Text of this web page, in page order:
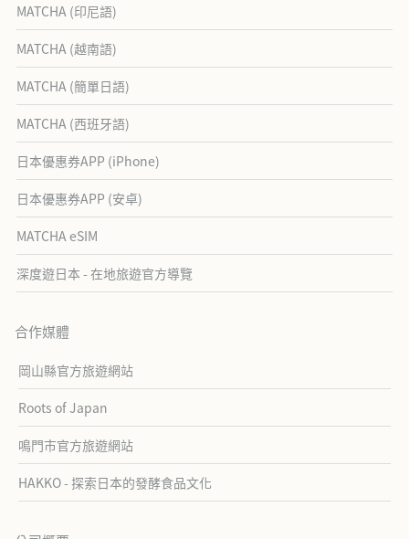
MATCHA (印尼語)
MATCHA (越南語)
MATCHA (簡單日語)
MATCHA (西班牙語)
日本優惠券APP (iPhone)
日本優惠券APP (安卓)
MATCHA eSIM
深度遊日本 - 在地旅遊官方導覽
合作媒體
岡山縣官方旅遊網站
Roots of Japan
鳴門市官方旅遊網站
HAKKO - 探索日本的發酵食品文化